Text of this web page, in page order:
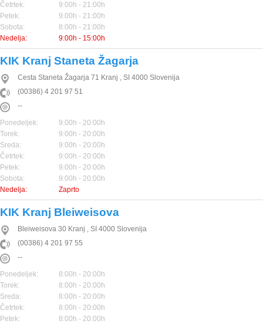
Četrtek:
9:00h - 21:00h
Petek:
9:00h - 21:00h
Sobota:
8:00h - 21:00h
Nedelja:
9:00h - 15:00h
KIK Kranj Staneta Žagarja
Cesta Staneta Žagarja 71 Kranj , SI 4000 Slovenija
(00386) 4 201 97 51
--
Ponedeljek:
9:00h - 20:00h
Torek:
9:00h - 20:00h
Sreda:
9:00h - 20:00h
Četrtek:
9:00h - 20:00h
Petek:
9:00h - 20:00h
Sobota:
9:00h - 20:00h
Nedelja:
Zaprto
KIK Kranj Bleiweisova
Bleiweisova 30 Kranj , SI 4000 Slovenija
(00386) 4 201 97 55
--
Ponedeljek:
8:00h - 20:00h
Torek:
8:00h - 20:00h
Sreda:
8:00h - 20:00h
Četrtek:
8:00h - 20:00h
Petek:
8:00h - 20:00h